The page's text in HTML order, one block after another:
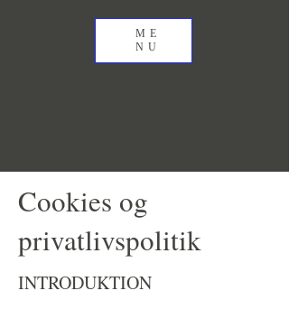
ME
NU
Cookies og
privatlivspolitik
INTRODUKTION